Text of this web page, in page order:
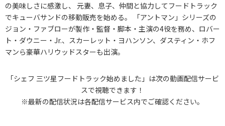
の美味しさに感激し、 元妻、息子、仲間と協力してフードトラック
でキューバサンドの移動販売を始める。 「アントマン」シリーズの
ジョン・ファブローが製作・監督・脚本・主演の4役を務め、ロバー
ト・ダウニー・Jr.、スカーレット・ヨハンソン、ダスティン・ホフ
マンら豪華ハリウッドスターも出演。
「シェフ 三ツ星フードトラック始めました」は次の動画配信サービ
スで視聴できます！
※最新の配信状況は各配信サービス内でご確認ください。